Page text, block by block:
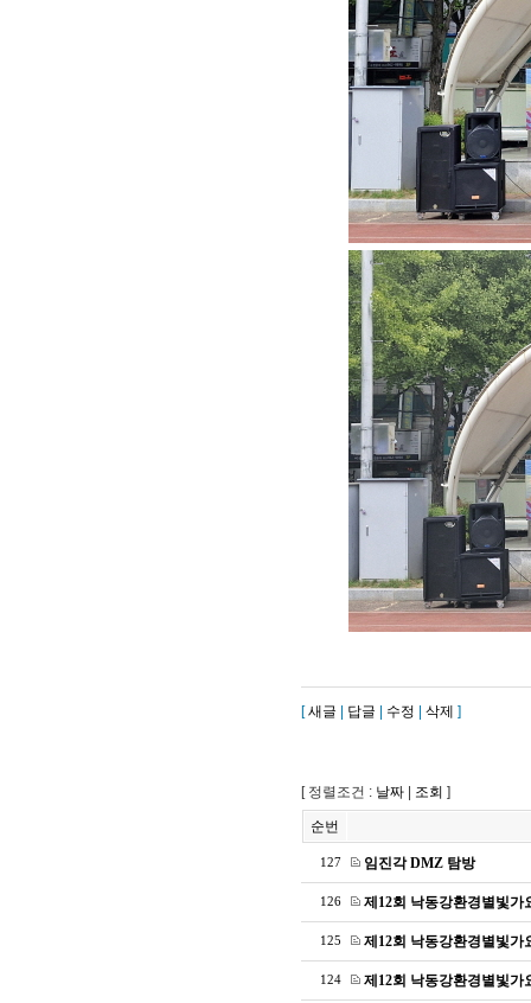
[새글 답글 수정 삭제 ]
[ 정렬조건 : 날짜 조회 ]
순번
127 임진각 DMZ 탐방
126 제12회 낙동강환경별빛가
125 제12회 낙동강환경별빛가
124 제12회 낙동강환경별빛가